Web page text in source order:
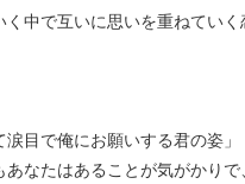
で互いに思いを重ねてい
目で俺にお願いする君の姿」
たはあることが気がかり